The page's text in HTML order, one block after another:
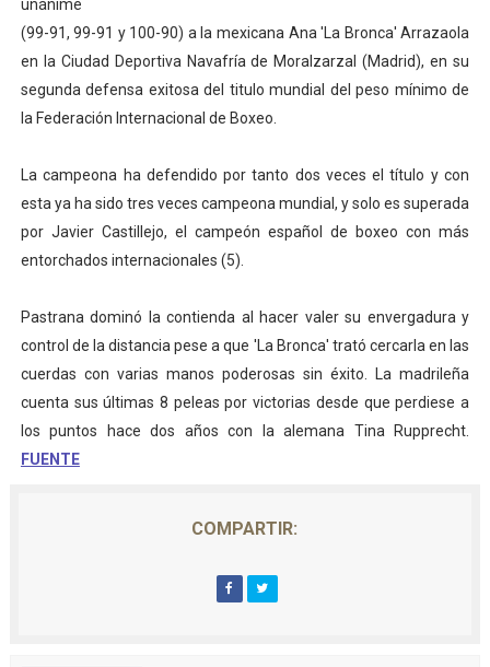
WWE NXT - Myles Borne y Tavion Heights ponen fin
Canadá Open 2026
Mundial de MotoGP 2026 - GP Gran Bretaña
Canadian Elite Basketball League
Canadian Football League 2026 - Week 10
unánime
(99-91, 99-91 y 100-90) a la mexicana Ana 'La Bronca' Arrazaola
en la Ciudad Deportiva Navafría de Moralzarzal (Madrid), en su
segunda defensa exitosa del titulo mundial del peso mínimo de
la Federación Internacional de Boxeo.
La campeona ha defendido por tanto dos veces el título y con
esta ya ha sido tres veces campeona mundial, y solo es superada
por Javier Castillejo, el campeón español de boxeo con más
entorchados internacionales (5).
Pastrana dominó la contienda al hacer valer su envergadura y
control de la distancia pese a que 'La Bronca' trató cercarla en las
cuerdas con varias manos poderosas sin éxito. La madrileña
cuenta sus últimas 8 peleas por victorias desde que perdiese a
los puntos hace dos años con la alemana Tina Rupprecht.
FUENTE
COMPARTIR: